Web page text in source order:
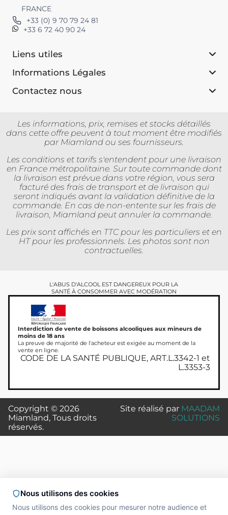
FRANCE
+33 (0) 9 70 79 24 81
+33 6 72 40 90 24
Liens utiles
Informations Légales
Contactez nous
Les informations, prix, remises et stocks détaillés
dans cette offre peuvent à tout moment être modifiés
par Miamland ou ses fournisseurs.
Les conditions et tarifs s'entendent pour une livraison
en France métropolitaine. Sur toute commande dont
la livraison est prévue dans votre région, vous sera
facturé des frais de transport et de livraison qui
seront indiqués avant la validation définitive de la
commande. En cas de non-entente sur les frais de
livraison, Miamland peut annuler la commande.
Les prix sont affichés en TTC pour les particuliers et en
HT pour les professionnels. Les photos sont non
contractuelles.
L'ABUS D'ALCOOL EST DANGEREUX POUR LA
SANTÉ À CONSOMMER AVEC MODÉRATION
Interdiction de vente de boissons alcooliques aux mineurs de
moins de 18 ans
La preuve de majorité de l'acheteur est exigée au moment de la
vente en ligne.
CODE DE LA SANTÉ PUBLIQUE, ART.L.3342-1 et
L.3353-3
Copyright © 2026
Miamland, Tous droits
réservés.
Site réalisé par MAADAM
SOLUTIONS
Nous utilisons des cookies
Nous utilisons des cookies pour mesurer notre audience et